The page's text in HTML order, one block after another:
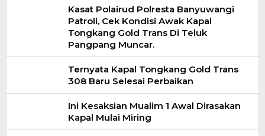
Kasat Polairud Polresta Banyuwangi
Patroli, Cek Kondisi Awak Kapal
Tongkang Gold Trans Di Teluk
Pangpang Muncar.
Ternyata Kapal Tongkang Gold Trans
308 Baru Selesai Perbaikan
Ini Kesaksian Mualim 1 Awal Dirasakan
Kapal Mulai Miring